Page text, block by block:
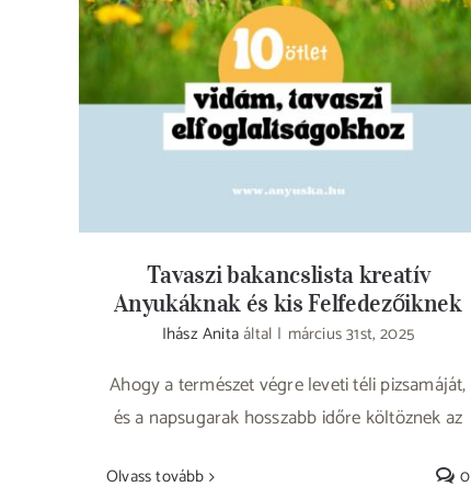
Tavaszi bakancslista kreatív Anyukáknak
és kis Felfedezőiknek
Tavaszi bakancslista kreatív
Anyukáknak és kis Felfedezőiknek
Ihász Anitaáltal | március 31st, 2025
Ahogy a természet végre leveti téli pizsamáját,
és a napsugarak hosszabb időre költöznek az
Olvass tovább 0